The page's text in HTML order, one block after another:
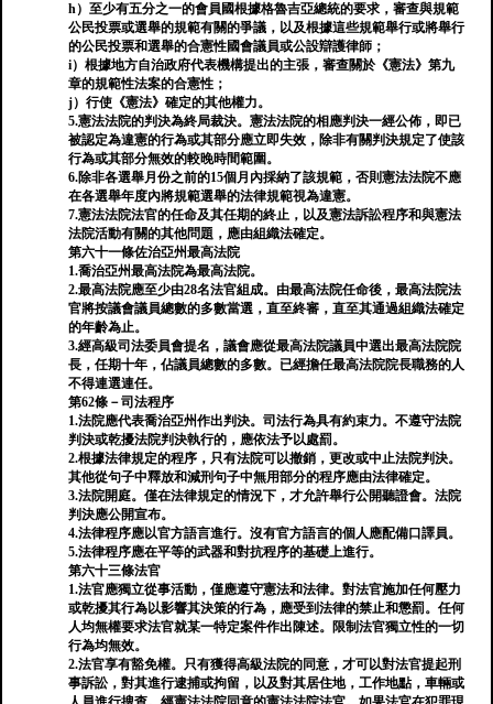
h）至少有五分之一的會員國根據格魯吉亞總統的要求，審查與規範
公民投票或選舉的規範有關的爭議，以及根據這些規範舉行或將舉行
的公民投票和選舉的合憲性國會議員或公設辯護律師；
i）根據地方自治政府代表機構提出的主張，審查關於《憲法》第九
章的規範性法案的合憲性；
j）行使《憲法》確定的其他權力。
5.憲法法院的判決為終局裁決。憲法法院的相應判決一經公佈，即已
被認定為違憲的行為或其部分應立即失效，除非有關判決規定了使該
行為或其部分無效的較晚時間範圍。
6.除非各選舉月份之前的15個月內採納了該規範，否則憲法法院不應
在各選舉年度內將規範選舉的法律規範視為違憲。
7.憲法法院法官的任命及其任期的終止，以及憲法訴訟程序和與憲法
法院活動有關的其他問題，應由組織法確定。
第六十一條佐治亞州最高法院
1.喬治亞州最高法院為最高法院。
2.最高法院應至少由28名法官組成。由最高法院任命後，最高法院法
官將按議會議員總數的多數當選，直至終審，直至其通過組織法確定
的年齡為止。
3.經高級司法委員會提名，議會應從最高法院議員中選出最高法院院
長，任期十年，佔議員總數的多數。已經擔任最高法院院長職務的人
不得連選連任。
第62條－司法程序
1.法院應代表喬治亞州作出判決。司法行為具有約束力。不遵守法院
判決或乾擾法院判決執行的，應依法予以處罰。
2.根據法律規定的程序，只有法院可以撤銷，更改或中止法院判決。
其他從句子中釋放和減刑句子中無用部分的程序應由法律確定。
3.法院開庭。僅在法律規定的情況下，才允許舉行公開聽證會。法院
判決應公開宣布。
4.法律程序應以官方語言進行。沒有官方語言的個人應配備口譯員。
5.法律程序應在平等的武器和對抗程序的基礎上進行。
第六十三條法官
1.法官應獨立從事活動，僅應遵守憲法和法律。對法官施加任何壓力
或乾擾其行為以影響其決策的行為，應受到法律的禁止和懲罰。任何
人均無權要求法官就某一特定案件作出陳述。限制法官獨立性的一切
行為均無效。
2.法官享有豁免權。只有獲得高級法院的同意，才可以對法官提起刑
事訴訟，對其進行逮捕或拘留，以及對其居住地，工作地點，車輛或